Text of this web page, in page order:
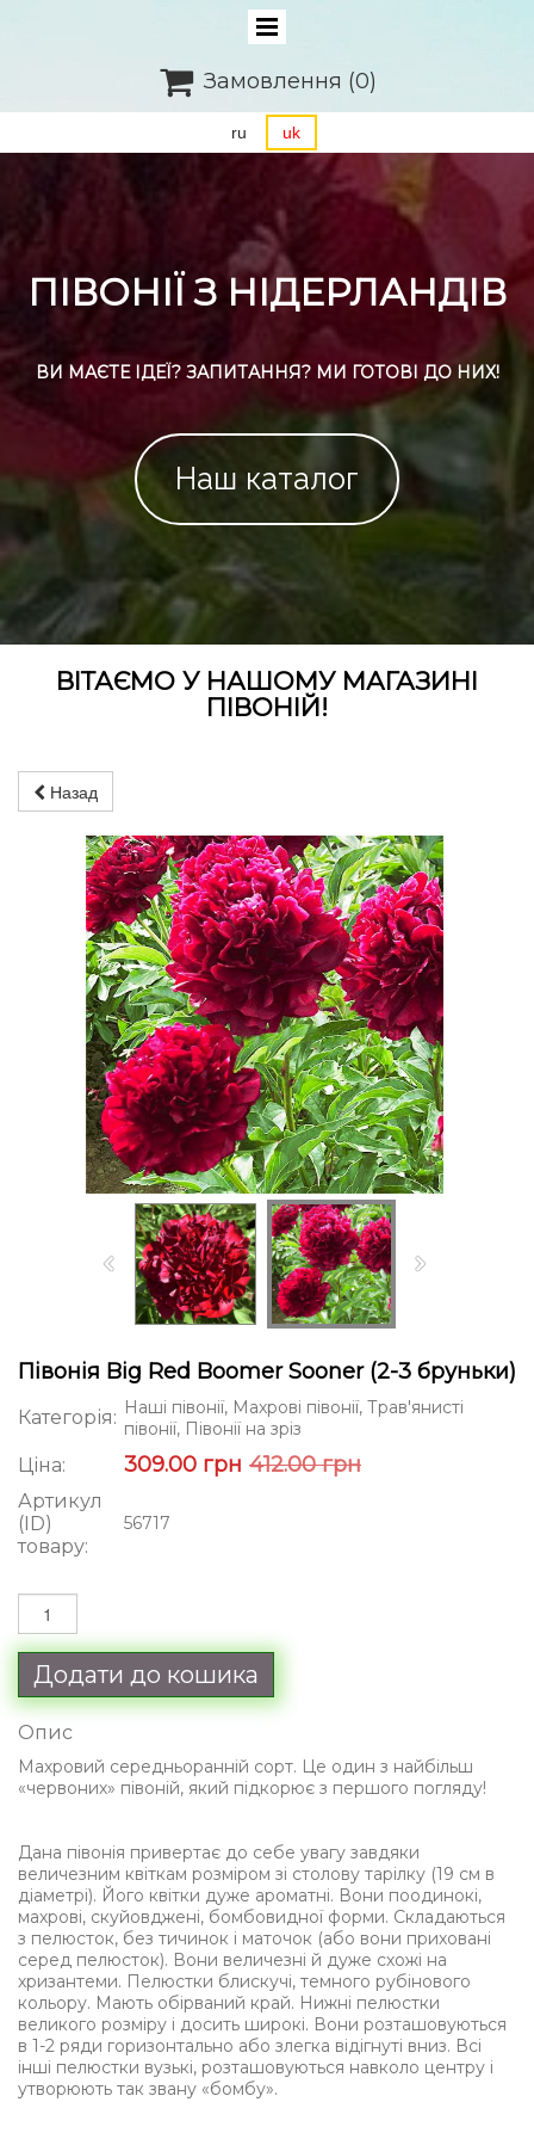
 Замовлення (0)
ru uk
ПІВОНІЇ З НІДЕРЛАНДІВ
ВИ МАЄТЕ ІДЕЇ? ЗАПИТАННЯ? МИ ГОТОВІ ДО НИХ!
Наш каталог
ВІТАЄМО У НАШОМУ МАГАЗИНІ
ПІВОНІЙ!
Назад
Півонія Big Red Boomer Sooner (2-3 бруньки)
Категорія: Наші півонії, Махрові півонії, Трав'янисті
півонії, Півонії на зріз
Ціна: 309.00 грн 412.00 грн
Артикул
(ID)
товару:
56717
Додати до кошика
Опис
Махровий середньоранній сорт. Це один з найбільш
«червоних» півоній, який підкорює з першого погляду!
Дана півонія привертає до себе увагу завдяки
величезним квіткам розміром зі столову тарілку (19 см в
діаметрі). Його квітки дуже ароматні. Вони поодинокі,
махрові, скуйовджені, бомбовидної форми. Складаються
з пелюсток, без тичинок і маточок (або вони приховані
серед пелюсток). Вони величезні й дуже схожі на
хризантеми. Пелюстки блискучі, темного рубінового
кольору. Мають обірваний край. Нижні пелюстки
великого розміру і досить широкі. Вони розташовуються
в 1-2 ряди горизонтально або злегка відігнуті вниз. Всі
інші пелюстки вузькі, розташовуються навколо центру і
утворюють так звану «бомбу».